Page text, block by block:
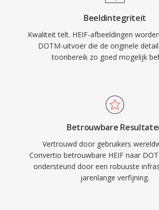
Beeldintegriteit
Kwaliteit telt. HEIF-afbeeldingen
DOTM-uitvoer die de originele
toonbereik zo goed mogelijk
Betrouwbare
Vertrouwd door gebruikers
Convertio betrouwbare HEIF naar
ondersteund door een robuuste
jarenlange verfijning.